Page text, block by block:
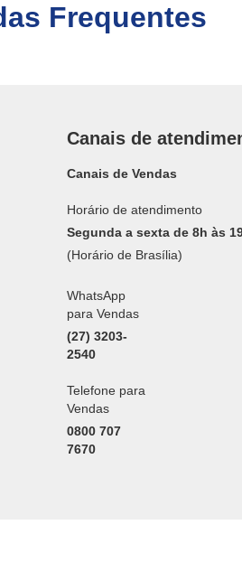
Frequentes
Canais de
WhatsApp
para Vendas
(27) 3203-
2540
Telefone para
Vendas
0800 707
7670
Canais de Vendas
Horário de atendimento
Segunda a sexta de 8h às
(Horário de Brasília)